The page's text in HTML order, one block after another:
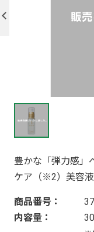
豊かな「弾力感」
ケア（※2）美容液
商品番号：
内容量：